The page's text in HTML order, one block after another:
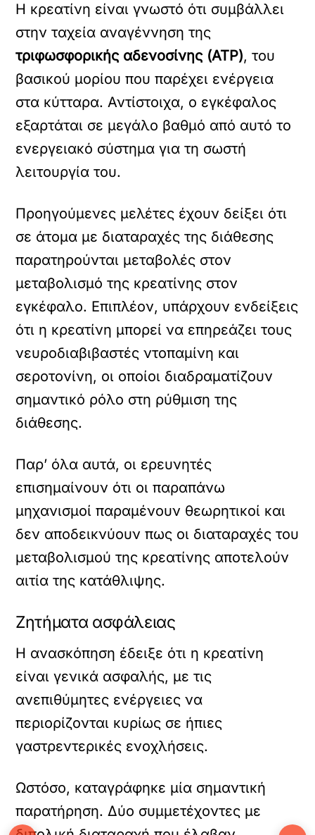
Η κρεατίνη είναι γνωστό ότι συμβάλλει
στην ταχεία αναγέννηση της
τριφωσφορικής αδενοσίνης (ATP), του
βασικού μορίου που παρέχει ενέργεια
στα κύτταρα. Αντίστοιχα, ο εγκέφαλος
εξαρτάται σε μεγάλο βαθμό από αυτό το
ενεργειακό σύστημα για τη σωστή
λειτουργία του.
Προηγούμενες μελέτες έχουν δείξει ότι
σε άτομα με διαταραχές της διάθεσης
παρατηρούνται μεταβολές στον
μεταβολισμό της κρεατίνης στον
εγκέφαλο. Επιπλέον, υπάρχουν ενδείξεις
ότι η κρεατίνη μπορεί να επηρεάζει τους
νευροδιαβιβαστές ντοπαμίνη και
σεροτονίνη, οι οποίοι διαδραματίζουν
σημαντικό ρόλο στη ρύθμιση της
διάθεσης.
Παρ’ όλα αυτά, οι ερευνητές
επισημαίνουν ότι οι παραπάνω
μηχανισμοί παραμένουν θεωρητικοί και
δεν αποδεικνύουν πως οι διαταραχές του
μεταβολισμού της κρεατίνης αποτελούν
αιτία της κατάθλιψης.
Ζητήματα ασφάλειας
Η ανασκόπηση έδειξε ότι η κρεατίνη
είναι γενικά ασφαλής, με τις
ανεπιθύμητες ενέργειες να
περιορίζονται κυρίως σε ήπιες
γαστρεντερικές ενοχλήσεις.
Ωστόσο, καταγράφηκε μία σημαντική
παρατήρηση. Δύο συμμετέχοντες με